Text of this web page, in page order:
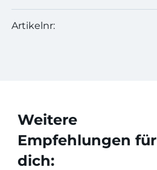
Artikelnr:
Weitere
Empfehlungen für
dich: